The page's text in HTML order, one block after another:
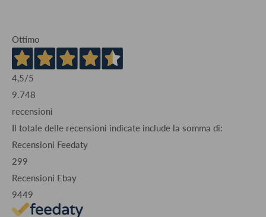
Ottimo
4,5/5
9.748
recensioni
Il totale delle recensioni indicate include la somma di:
Recensioni Feedaty
299
Recensioni Ebay
9449